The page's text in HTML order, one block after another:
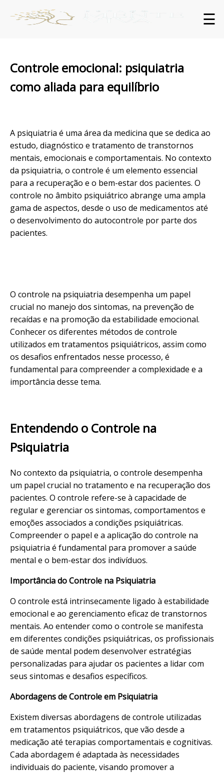
☰
Controle emocional: psiquiatria
como aliada para equilíbrio
A psiquiatria é uma área da medicina que se dedica ao
estudo, diagnóstico e tratamento de transtornos
mentais, emocionais e comportamentais. No contexto
da psiquiatria, o controle é um elemento essencial
para a recuperação e o bem-estar dos pacientes. O
controle no âmbito psiquiátrico abrange uma ampla
gama de aspectos, desde o uso de medicamentos até
o desenvolvimento do autocontrole por parte dos
pacientes.
O controle na psiquiatria desempenha um papel
crucial no manejo dos sintomas, na prevenção de
recaídas e na promoção da estabilidade emocional.
Conhecer os diferentes métodos de controle
utilizados em tratamentos psiquiátricos, assim como
os desafios enfrentados nesse processo, é
fundamental para compreender a complexidade e a
importância desse tema.
Entendendo o Controle na
Psiquiatria
No contexto da psiquiatria, o controle desempenha
um papel crucial no tratamento e na recuperação dos
pacientes. O controle refere-se à capacidade de
regular e gerenciar os sintomas, comportamentos e
emoções associados a condições psiquiátricas.
Compreender o papel e a aplicação do controle na
psiquiatria é fundamental para promover a saúde
mental e o bem-estar dos indivíduos.
Importância do Controle na Psiquiatria
O controle está intrinsecamente ligado à estabilidade
emocional e ao gerenciamento eficaz de transtornos
mentais. Ao entender como o controle se manifesta
em diferentes condições psiquiátricas, os profissionais
de saúde mental podem desenvolver estratégias
personalizadas para ajudar os pacientes a lidar com
seus sintomas e desafios específicos.
Abordagens de Controle em Psiquiatria
Existem diversas abordagens de controle utilizadas
em tratamentos psiquiátricos, que vão desde a
medicação até terapias comportamentais e cognitivas.
Cada abordagem é adaptada às necessidades
individuais do paciente, visando promover a